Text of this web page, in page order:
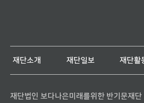
재단소개 재단일보 재단활
재단법인 보다나은미래를위한 반기문재단